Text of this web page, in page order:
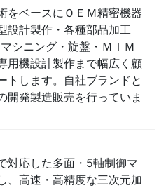
をベースにＯＥＭ精密機器
設計製作・各種部品加工
シニング・旋盤・ＭＩＭ
用機設計製作まで幅広く顧
トします。自社ブランドと
開発製造販売を行っていま
対応した多面・5軸制御マ
、高速・高精度な三次元加